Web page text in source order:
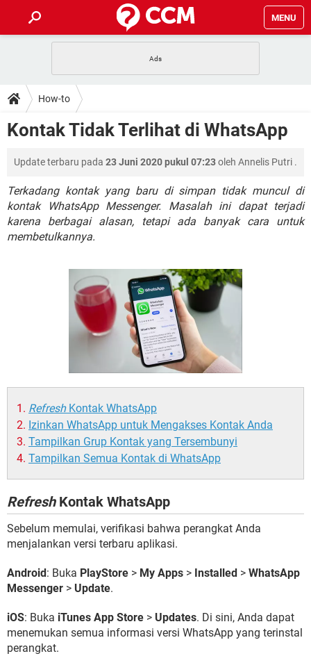
MENU
APLIKASI NONTON FILM & SERI
BUAT AKUN TIKTOK APLIKASI VIDEO-CALL
HOW-TO
SAFE MODE ANDROID
KODE RAHASIA NETFLIX
DOWNLOAD
FORUM
Lupa Password Gmail WiFi Tidak Berfungsi
Reset Akun Facebook yang di-Hack
ENSIKLOPEDIA
Front Office dan Back Office OOP - Data Enkapsulasi
Jenis-jenis Network atau Jaringan
How-to
Kontak Tidak Terlihat di WhatsApp
Update terbaru pada 23 Juni 2020 pukul 07:23oleh Annelis Putri .
Terkadang kontak yang baru di simpan tidak muncul di
kontak WhatsApp Messenger. Masalah ini dapat terjadi
karena berbagai alasan, tetapi ada banyak cara untuk
membetulkannya.
RefreshKontak WhatsApp
Izinkan WhatsApp untuk Mengakses Kontak Anda
Tampilkan Grup Kontak yang Tersembunyi
Tampilkan Semua Kontak di WhatsApp
RefreshKontak WhatsApp
Sebelum memulai, verifikasi bahwa perangkat Anda
menjalankan versi terbaru aplikasi.
Android : Buka PlayStore > My Apps > Installed > WhatsApp
Messenger > Update.
iOS: Buka iTunes App Store > Updates. Di sini, Anda dapat
menemukan semua informasi versi WhatsApp yang terinstal
perangkat.